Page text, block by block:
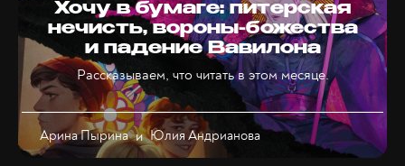
Хочу в бумаге: питерская
нечисть, вороны-божества
и падение Вавилона
Рассказываем, что читать в этом месяце.
Арина ПыринаиЮлия Андрианова